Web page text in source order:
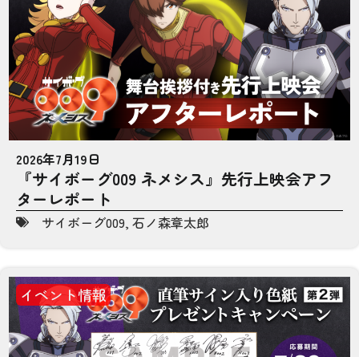
2026年7月19日
『サイボーグ009 ネメシス』先行上映会アフ
ターレポート
サイボーグ009, 石ノ森章太郎
イベント情報